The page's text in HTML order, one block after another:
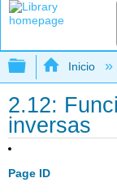
Inicio
2.12:
inversas
Page ID